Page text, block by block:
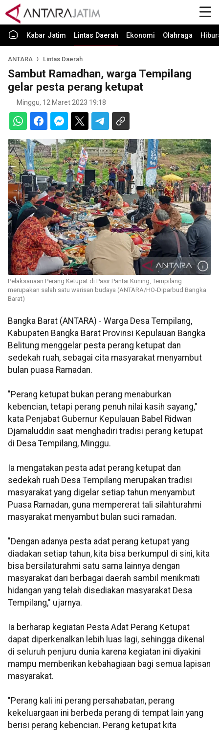
Kabar Jatim Lintas Daerah Ekonomi Olahraga
ANTARA Lintas Daerah
Sambut Ramadhan, warga Tempilang
gelar pesta perang ketupat
Minggu, 12 Maret 2023 19:18
Pelaksanaan Perang Ketupat di Pasir Pantai Kuning, Tempilang
merupakan salah satu warisan budaya (ANTARA/HO-Diparbud Bangka
Barat)
Bangka Barat (ANTARA) - Warga Desa Tempilang,
Kabupaten Bangka Barat Provinsi Kepulauan Bangka
Belitung menggelar pesta perang ketupat dan
sedekah ruah, sebagai cita masyarakat menyambut
bulan puasa Ramadan.
"Perang ketupat bukan perang menaburkan
kebencian, tetapi perang penuh nilai kasih sayang,"
kata Penjabat Gubernur Kepulauan Babel Ridwan
Djamaluddin saat menghadiri tradisi perang ketupat
di Desa Tempilang, Minggu.
Ia mengatakan pesta adat perang ketupat dan
sedekah ruah Desa Tempilang merupakan tradisi
masyarakat yang digelar setiap tahun menyambut
Puasa Ramadan, guna mempererat tali silahturahmi
masyarakat menyambut bulan suci ramadan.
"Dengan adanya pesta adat perang ketupat yang
diadakan setiap tahun, kita bisa berkumpul di sini, kita
bisa bersilaturahmi satu sama lainnya dengan
masyarakat dari berbagai daerah sambil menikmati
hidangan yang telah disediakan masyarakat Desa
Tempilang," ujarnya.
Ia berharap kegiatan Pesta Adat Perang Ketupat
dapat diperkenalkan lebih luas lagi, sehingga dikenal
di seluruh penjuru dunia karena kegiatan ini diyakini
mampu memberikan kebahagiaan bagi semua lapisan
masyarakat.
"Perang kali ini perang persahabatan, perang
kekeluargaan ini berbeda perang di tempat lain yang
berisi perang kebencian. Perang ketupat kita